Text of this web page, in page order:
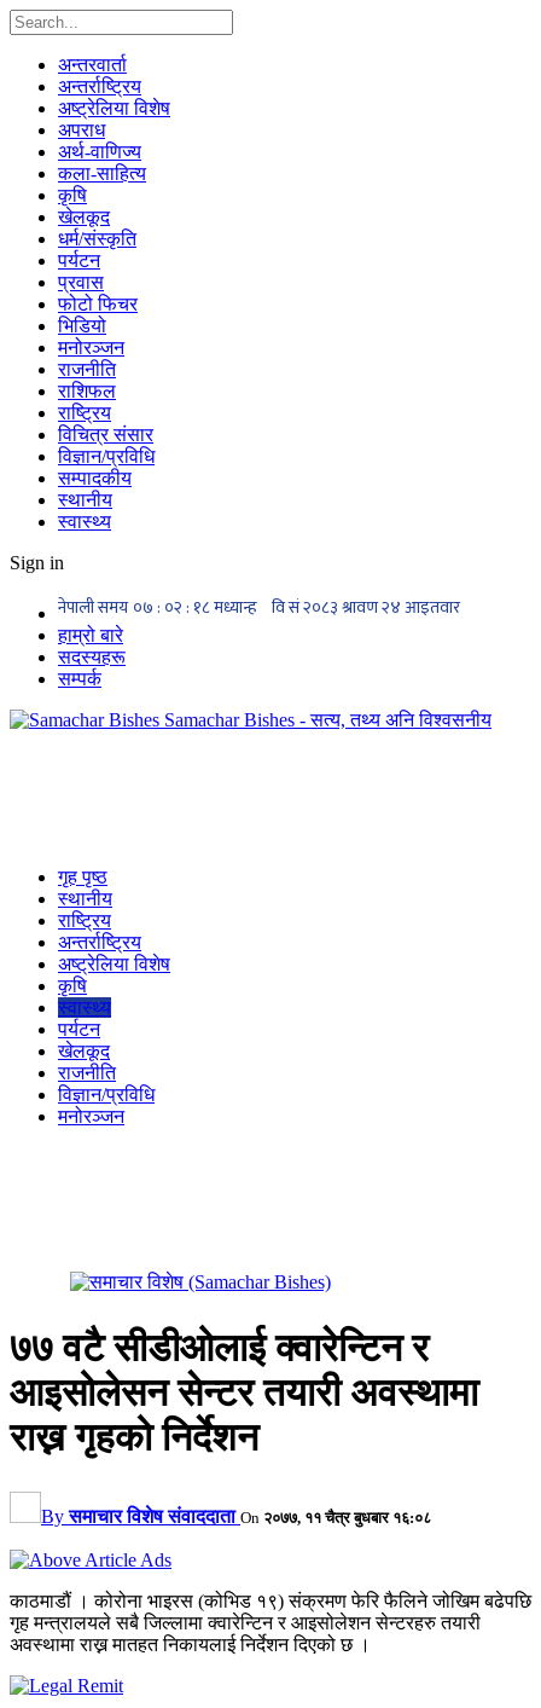
अन्तरवार्ता
अन्तर्राष्ट्रिय
अष्ट्रेलिया विशेष
अपराध
अर्थ-वाणिज्य
कला-साहित्य
कृषि
खेलकूद
धर्म/संस्कृति
पर्यटन
प्रवास
फोटो फिचर
भिडियो
मनोरञ्जन
राजनीति
राशिफल
राष्ट्रिय
विचित्र संसार
विज्ञान/प्रविधि
सम्पादकीय
स्थानीय
स्वास्थ्य
Sign in
हाम्रो बारे
सदस्यहरू
सम्पर्क
Samachar Bishes - सत्य, तथ्य अनि विश्वसनीय
गृह पृष्ठ
स्थानीय
राष्ट्रिय
अन्तर्राष्ट्रिय
अष्ट्रेलिया विशेष
कृषि
स्वास्थ्य
पर्यटन
खेलकूद
राजनीति
विज्ञान/प्रविधि
मनोरञ्जन
७७ वटै सीडीओलाई क्वारेन्टिन र
आइसोलेसन सेन्टर तयारी अवस्थामा
राख्न गृहको निर्देशन
Byसमाचार विशेष संवाददाता On २०७७, ११ चैत्र बुधबार १६:०८
काठमाडौं । कोरोना भाइरस (कोभिड १९) संक्रमण फेरि फैलिने जोखिम बढेपछि
गृह मन्त्रालयले सबै जिल्लामा क्वारेन्टिन र आइसोलेशन सेन्टरहरु तयारी
अवस्थामा राख्न मातहत निकायलाई निर्देशन दिएको छ ।